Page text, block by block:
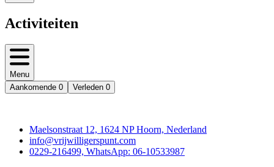
Activiteiten
Menu
Aankomende 0 Verleden 0
Maelsonstraat 12, 1624 NP Hoorn, Nederland
info@vrijwilligerspunt.com
0229-216499, WhatsApp: 06-10533987